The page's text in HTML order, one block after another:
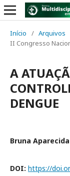
Início / Arquivos
II Congresso
A
DENGUE
Bruna
DOI: https://